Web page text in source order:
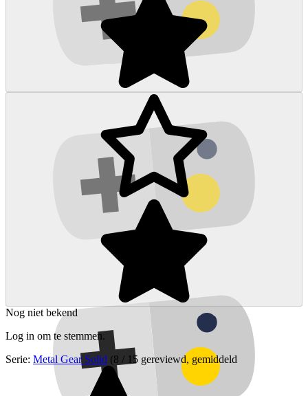
Nog niet bekend
Log in om te stemmen.
Serie: Metal Gear Solid (8 / 15 gereviewd, gemiddeld